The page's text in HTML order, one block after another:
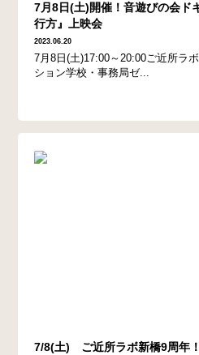
7月8日(土)開催！音遊びの会ド
行方』上映会
2023.06.20
7月8日(土)17:00～20:00ご近所ラ
ション学校・事務局ゼ...
7/8(土) ご近所ラボ新橋9周年